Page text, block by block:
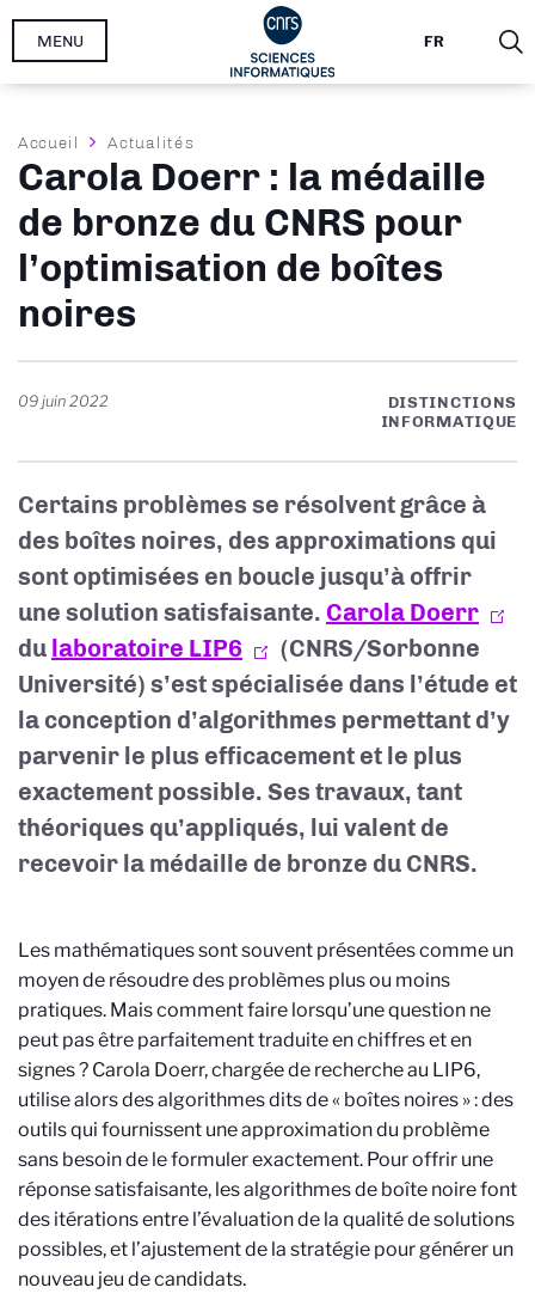
Aller
FR
MENU
Fil
d'Ariane
Accueil Actualités
Carola Doerr : la médaille
de bronze du CNRS pour
l’optimisation de boîtes
noires
09 juin 2022
DISTINCTIONS
INFORMATIQUE
Certains problèmes se résolvent grâce à
des boîtes noires, des approximations qui
sont optimisées en boucle jusqu’à offrir
une solution satisfaisante. Carola Doerr
du laboratoire LIP6
(CNRS/Sorbonne
Université) s’est spécialisée dans l’étude et
la conception d’algorithmes permettant d’y
parvenir le plus efficacement et le plus
exactement possible. Ses travaux, tant
théoriques qu’appliqués, lui valent de
recevoir la médaille de bronze du CNRS.
Les mathématiques sont souvent présentées comme un
moyen de résoudre des problèmes plus ou moins
pratiques. Mais comment faire lorsqu’une question ne
peut pas être parfaitement traduite en chiffres et en
signes ? Carola Doerr, chargée de recherche au LIP6,
utilise alors des algorithmes dits de « boîtes noires » : des
outils qui fournissent une approximation du problème
sans besoin de le formuler exactement. Pour offrir une
réponse satisfaisante, les algorithmes de boîte noire font
des itérations entre l’évaluation de la qualité de solutions
possibles, et l’ajustement de la stratégie pour générer un
nouveau jeu de candidats.